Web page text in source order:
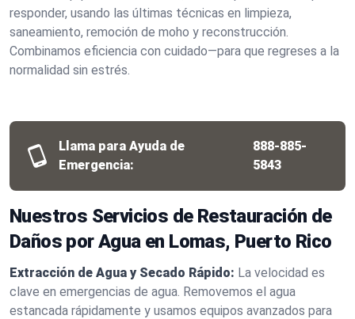
responder, usando las últimas técnicas en limpieza,
saneamiento, remoción de moho y reconstrucción.
Combinamos eficiencia con cuidado—para que regreses a la
normalidad sin estrés.
Llama para Ayuda de
Emergencia:
888-885-
5843
Nuestros Servicios de Restauración de
Daños por Agua en Lomas, Puerto Rico
Extracción de Agua y Secado Rápido: La velocidad es
clave en emergencias de agua. Removemos el agua
estancada rápidamente y usamos equipos avanzados para